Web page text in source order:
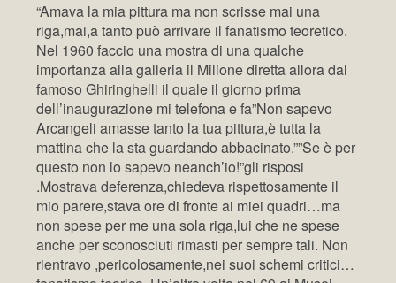
“Amava la mia pittura ma non scrisse mai una
riga,mai,a tanto può arrivare il fanatismo teoretico.
Nel 1960 faccio una mostra di una qualche
importanza alla galleria il Milione diretta allora dal
famoso Ghiringhelli il quale il giorno prima
dell’inaugurazione mi telefona e fa”Non sapevo
Arcangeli amasse tanto la tua pittura,è tutta la
mattina che la sta guardando abbacinato.””Se è per
questo non lo sapevo neanch’io!”gli risposi
.Mostrava deferenza,chiedeva rispettosamente il
mio parere,stava ore di fronte ai miei quadri…ma
non spese per me una sola riga,lui che ne spese
anche per sconosciuti rimasti per sempre tali. Non
rientravo ,pericolosamente,nei suoi schemi critici…